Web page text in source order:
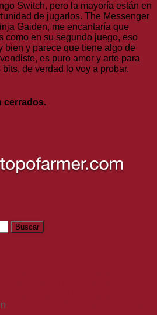
Switch, pero la mayoría están en
de jugarlos. The Messenger
Gaiden, me encantaría que
como en su segundo juego, eso
bien y parece que tiene algo de
es puro amor y arte para
de verdad lo voy a probar.
cerrados.